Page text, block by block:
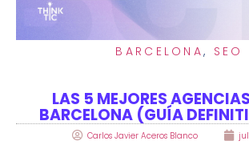
BARCELONA, SEO
LAS 5 MEJORES
BARCELONA (GUÍA
Carlos Javier Aceros Blanco